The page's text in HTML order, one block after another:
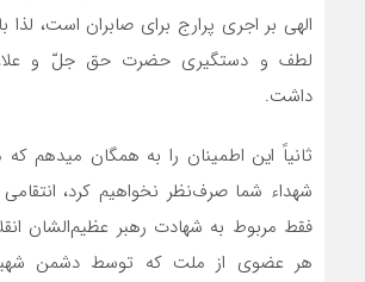
الهی بر اجری پرارج برای صابران است، لذا
لطف و دستگیری حضرت حق جلّ و علا،
داشت.
ثانیاً این اطمینان را به همگان میدهم که
شهداء شما صرف‌نظر نخواهیم کرد،
فقط مربوط به شهادت رهبر عظیم‌الشان
هر عضوی از ملت که توسط دشمن